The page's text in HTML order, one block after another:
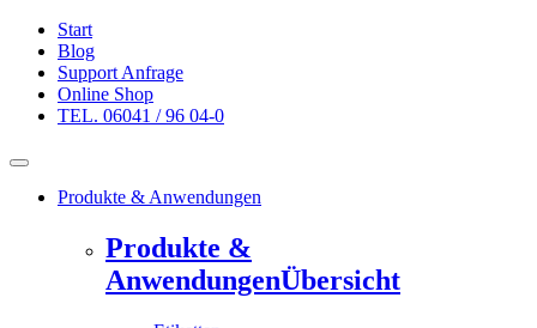
Start
Blog
Support Anfrage
Online Shop
TEL. 06041 / 96 04-0
Produkte & Anwendungen
Produkte &
AnwendungenÜbersicht